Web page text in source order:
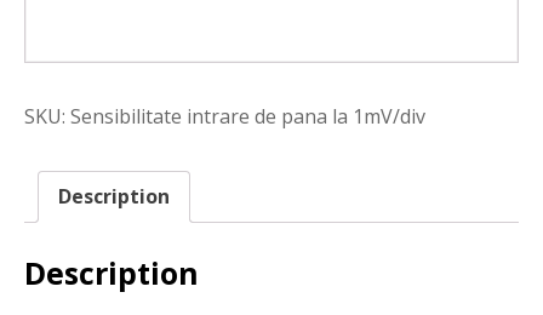
SKU: Sensibilitate intrare de pana la 1mV/div
Description
Description